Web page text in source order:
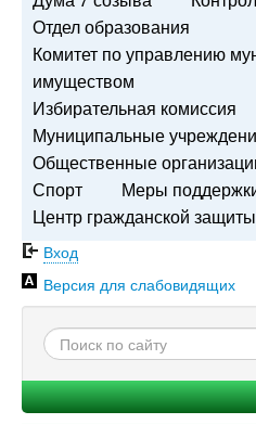
Отдел образования
Комитет по управлению
имуществом
Избирательная комиссия
Муниципальные
Общественные
Спорт
Меры
Центр гражданской защиты
Вход
Версия для слабовидящих